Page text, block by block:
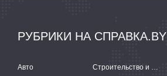
РУБРИКИ НА СПРАВКА.BY
Авто Строительство и ремонт